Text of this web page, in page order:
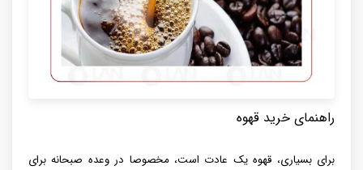
راهنمای خرید قهوه
برای بسیاری، قهوه یک عادت است، مخصوصا در وعده صبحانه برای